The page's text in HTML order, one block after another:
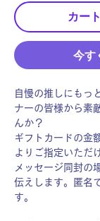
カー
今す
自慢の推しにもっ
ナーの皆様から素
んか？
ギフトカードの金
よりご指定いただ
メッセージ同封の
伝えします。匿名
す。